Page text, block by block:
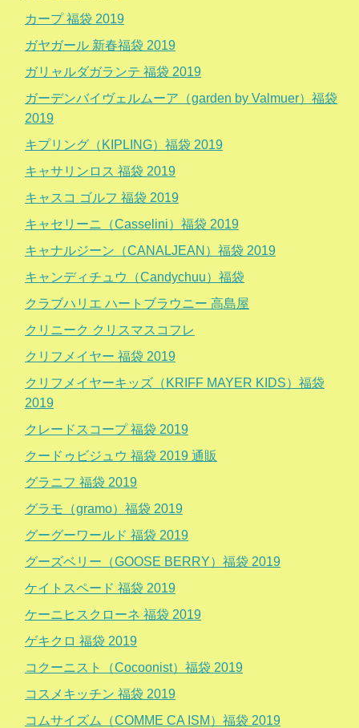
カープ 福袋 2019
ガヤガール 新春福袋 2019
ガリャルダガランテ 福袋 2019
ガーデンバイヴェルムーア（garden by Valmuer）福袋
2019
キプリング（KIPLING）福袋 2019
キャサリンロス 福袋 2019
キャスコ ゴルフ 福袋 2019
キャセリーニ（Casselini）福袋 2019
キャナルジーン（CANALJEAN）福袋 2019
キャンディチュウ（Candychuu）福袋
クラブハリエ ハートブラウニー 高島屋
クリニーク クリスマスコフレ
クリフメイヤー 福袋 2019
クリフメイヤーキッズ（KRIFF MAYER KIDS）福袋
2019
クレードスコープ 福袋 2019
クードゥビジュウ 福袋 2019 通販
グラニフ 福袋 2019
グラモ（gramo）福袋 2019
グーグーワールド 福袋 2019
グーズベリー（GOOSE BERRY）福袋 2019
ケイトスペード 福袋 2019
ケーニヒスクローネ 福袋 2019
ゲキクロ 福袋 2019
コクーニスト（Cocoonist）福袋 2019
コスメキッチン 福袋 2019
コムサイズム（COMME CA ISM）福袋 2019